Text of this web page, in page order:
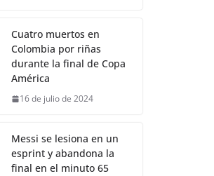
Cuatro muertos en
Colombia por riñas
durante la final de Copa
América
16 de julio de 2024
Messi se lesiona en un
esprint y abandona la
final en el minuto 65